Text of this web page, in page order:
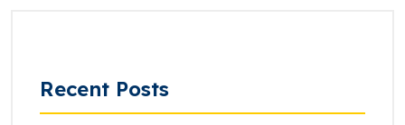
Recent Posts